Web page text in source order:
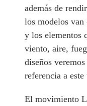
además de
los modelos van
y los elementos
viento, aire,
diseños
referencia a este
El movimiento